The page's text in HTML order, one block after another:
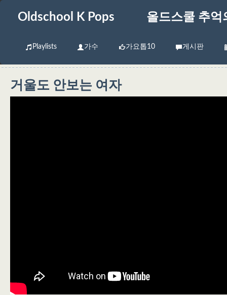
Oldschool K Pops 올드스쿨 추억
Playlists 가수 가요톱10 게시판
거울도 안보는 여자